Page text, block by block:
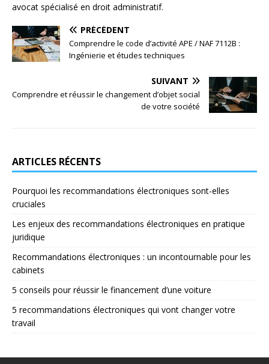
avocat spécialisé en droit administratif.
PRÉCÉDENT
Comprendre le code d’activité APE / NAF 7112B :
Ingénierie et études techniques
SUIVANT
Comprendre et réussir le changement d’objet social
de votre société
ARTICLES RÉCENTS
Pourquoi les recommandations électroniques sont-elles
cruciales
Les enjeux des recommandations électroniques en pratique
juridique
Recommandations électroniques : un incontournable pour les
cabinets
5 conseils pour réussir le financement d’une voiture
5 recommandations électroniques qui vont changer votre
travail